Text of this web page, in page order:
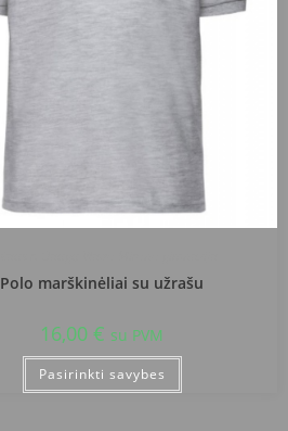
Polo marškinėliai su užrašu
16,00€ su PVM
Pasirinkti savybes